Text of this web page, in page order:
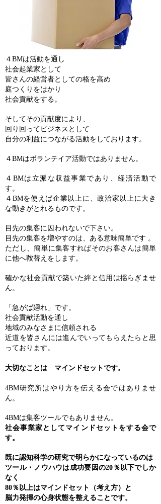
４BMは活動を通し
社会起業家として
皆さんの経営者としての格を高め
庭つくりをはかり
社会貢献をする。
そしてその貢献度により、
回り回ってビジネスとして
自分の利益につながる活動をしております。
４BMはボランテイア活動ではありません。
４BMは立派な収益事業であり、経済活動で
す。
４BMを使えば企業以上に、政治家以上に大き
な動きがとれるものです。
目先の集客に囚われないで下さい。
目先の集客を増やすのは、ある意味簡単です 。
ただし、簡単に集客すればそのお客さんは簡単
に他へ鞍替えをします。
確かな社会貢献で築いた絆と信用は揺らぎませ
ん。
「急がば廻れ」です。
社会貢献活動を通し
地域のみなさまに信頼される
近道を皆さんには進んでいってもらえたらと思
っております。
大切なことは マインドセットです。
4BM研究所はやり方を伝える会ではありませ
ん。
4BMは集客ツールでもありません。
社会事業家として マインドセットをする会で
す。
既に認知科学の研究で明らかになっているのは
ツール・ノウハウは成功要因の20％以下でしか
なく
80％以上はマインドセット（考え方）と
脳力発揮の心身状態を整えることです。